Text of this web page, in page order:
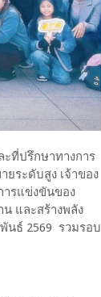
ที่ปรึกษาทางการ
ยระดับสูง เจ้าของ
ารแข่งขันของ
และสร้างพลัง
นธ์ 2569 รวมรอบ